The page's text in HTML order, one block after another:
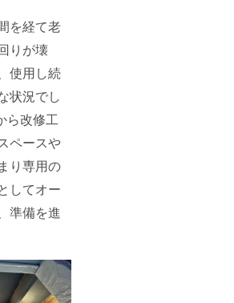
を経て老
りが壊
使用し続
状況でし
ら改修工
ペースや
り専用の
してオー
準備を進